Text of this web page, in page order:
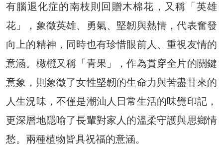
有腦退化症的南枝則回贈木棉花，又稱「英雄
花」，象徵英雄、勇氣、堅韌與熱情，代表奮發
向上的精神，同時也有珍惜眼前人、重視友情的
意涵。橄欖又稱「青果」，作為貫穿全片的關鍵
意象，則象徵了女性堅韌的生命力與苦盡甘來的
人生況味，不僅是潮汕人日常生活的味覺印記，
更深層地隱喻了長輩對家人的溫柔守護與思鄉情
愁。兩種植物皆具祝福的意涵。